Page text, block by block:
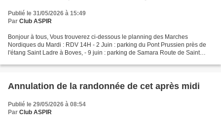
Publié le 31/05/2026 à 15:49
Par Club ASPIR
Bonjour à tous, Vous trouverez ci-dessous le planning des Marches
Nordiques du Mardi : RDV 14H - 2 Juin : parking du Pont Prussien près de
l'étang Saint Ladre à Boves, - 9 juin : parking de Samara Route de Saint
Annulation de la randonnée de cet après midi
Publié le 29/05/2026 à 08:54
Par Club ASPIR